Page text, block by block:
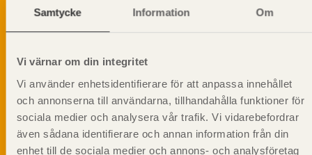
Samtycke Information Om
Vi värnar om din integritet
Vi använder enhetsidentifierare för att anpassa innehållet
och annonserna till användarna, tillhandahålla funktioner för
sociala medier och analysera vår trafik. Vi vidarebefordrar
även sådana identifierare och annan information från din
enhet till de sociala medier och annons- och analysföretag